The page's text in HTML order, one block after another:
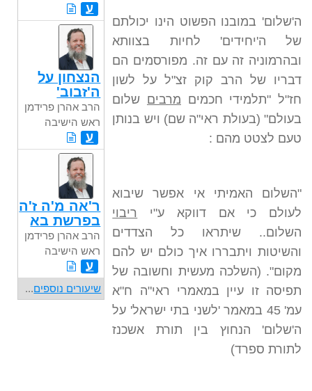
ה'שלום' במובנו הפשוט הינו יכולתם
של ה'יחידים' לחיות בצוותא
ובהרמוניה זה עם זה. מפורסמים הם
דבריו של הרב קוק זצ"ל על לשון
חז"ל "תלמידי חכמים מרבים שלום
בעולם" (בעולת ראי"ה שם) ויש בנותן
טעם לצטט מהם :
"השלום האמיתי אי אפשר שיבוא
לעולם כי אם דווקא ע"י ריבוי
השלום.. שיתראו כל הצדדים
והשיטות ויתבררו איך כולם יש להם
מקום". (השלכה מעשית וחשובה של
תפיסה זו עיין במאמרי ראי"ה ח"א
עמ' 45 במאמר 'לשני בתי ישראל' על
ה'שלום' הנחוץ בין תורת אשכנז
לתורת ספרד)
ע
הנצחון על
ה'זבוב'
הרב אהרן פרידמן
ראש הישיבה
ע
ר'אה מ'ה ז'ה
בפרשת בא
הרב אהרן פרידמן
ראש הישיבה
ע
שיעורים נוספים...